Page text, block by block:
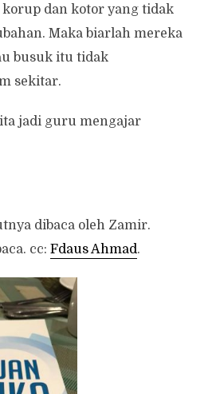
korup dan kotor yang tidak
Maka biarlah mereka
busuk itu tidak
sekitar.
jadi guru mengajar
dibaca oleh Zamir.
cc: Fdaus Ahmad.